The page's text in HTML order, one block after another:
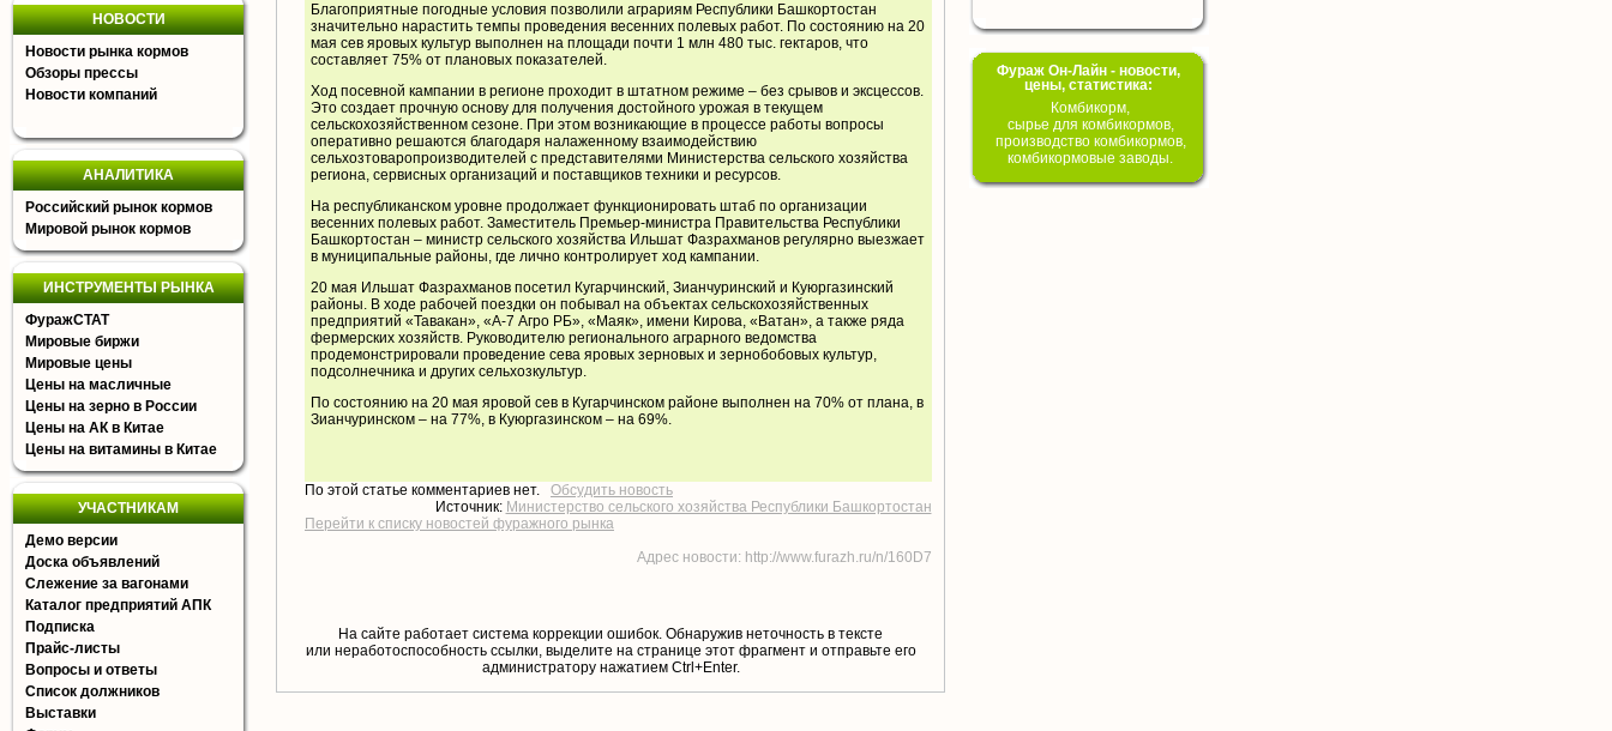
НОВОСТИ
Новости рынка кормов
Обзоры прессы
Новости компаний
АНАЛИТИКА
Российский рынок кормов
Мировой рынок кормов
ИНСТРУМЕНТЫ РЫНКА
ФуражСТАТ
Мировые биржи
Мировые цены
Цены на масличные
Цены на зерно в России
Цены на АК в Китае
Цены на витамины в Китае
УЧАСТНИКАМ
Демо версии
Доска объявлений
Слежение за вагонами
Каталог предприятий АПК
Подписка
Прайс-листы
Вопросы и ответы
Список должников
Выставки
Благоприятные погодные условия позволили аграриям Республики Башкортостан
значительно нарастить темпы проведения весенних полевых работ. По состоянию на 20
мая сев яровых культур выполнен на площади почти 1 млн 480 тыс. гектаров, что
составляет 75% от плановых показателей.
Ход посевной кампании в регионе проходит в штатном режиме – без срывов и эксцессов.
Это создает прочную основу для получения достойного урожая в текущем
сельскохозяйственном сезоне. При этом возникающие в процессе работы вопросы
оперативно решаются благодаря налаженному взаимодействию
сельхозтоваропроизводителей с представителями Министерства сельского хозяйства
региона, сервисных организаций и поставщиков техники и ресурсов.
На республиканском уровне продолжает функционировать штаб по организации
весенних полевых работ. Заместитель Премьер-министра Правительства Республики
Башкортостан – министр сельского хозяйства Ильшат Фазрахманов регулярно выезжает
в муниципальные районы, где лично контролирует ход кампании.
20 мая Ильшат Фазрахманов посетил Кугарчинский, Зианчуринский и Куюргазинский
районы. В ходе рабочей поездки он побывал на объектах сельскохозяйственных
предприятий «Тавакан», «А-7 Агро РБ», «Маяк», имени Кирова, «Ватан», а также ряда
фермерских хозяйств. Руководителю регионального аграрного ведомства
продемонстрировали проведение сева яровых зерновых и зернобобовых культур,
подсолнечника и других сельхозкультур.
По состоянию на 20 мая яровой сев в Кугарчинском районе выполнен на 70% от плана, в
Зианчуринском – на 77%, в Куюргазинском – на 69%.
По этой статье комментариев нет. Обсудить новость
Источник: Министерство сельского хозяйства Республики Башкортостан
Перейти к списку новостей фуражного рынка
Адрес новости: http://www.furazh.ru/n/160D7
На сайте работает система коррекции ошибок. Обнаружив неточность в тексте
или неработоспособность ссылки, выделите на странице этот фрагмент и отправьте его
aдминистратору нажатием Ctrl+Enter.
Фураж Он-Лайн - новости,
цены, статистика:
Комбикорм,
сырье для комбикормов,
производство комбикормов,
комбикормовые заводы.